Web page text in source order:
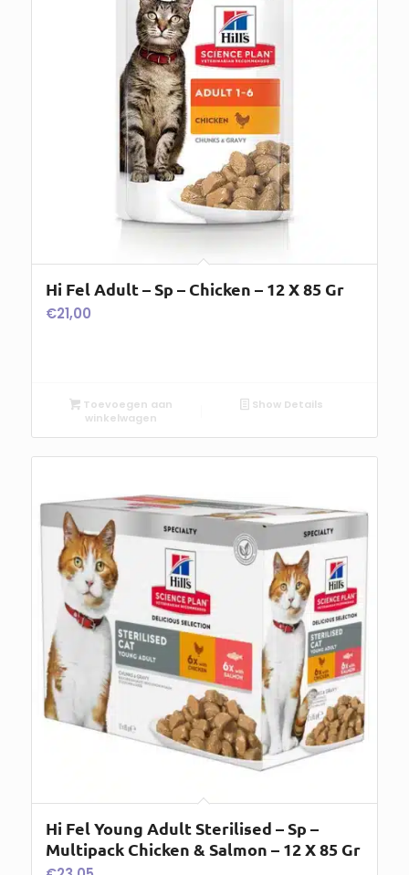
Hi Fel Adult – Sp – Chicken – 12 X 85 Gr
€21,00
Toevoegen aan
winkelwagen
Show Details
Hi Fel Young Adult Sterilised – Sp –
Multipack Chicken & Salmon – 12 X 85 Gr